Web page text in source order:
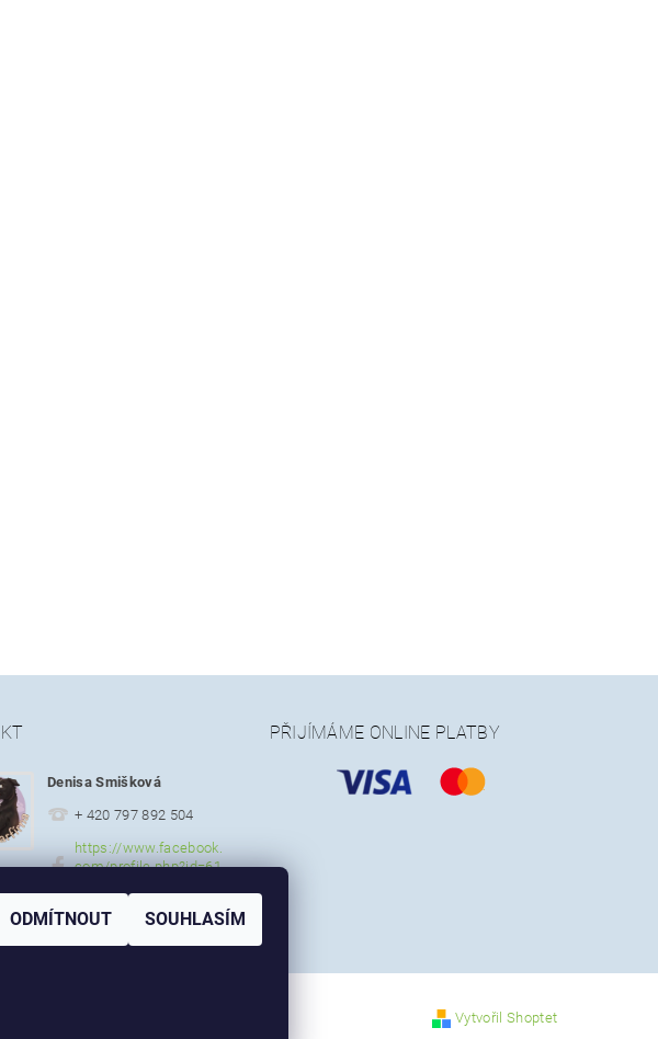
Denisa Smišková
+ 420 797 892 504
https://www.facebook.
com/profile.php?id=61
PŘIJÍMÁME ONLINE PLATBY
Vytvořil Shoptet
ODMÍTNOUT SOUHLASÍM